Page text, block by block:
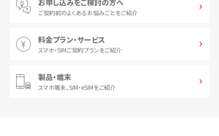
お申し込みをご検討の方へ
ご契約前のよくあるお悩みごとをご紹介
料金プラン・サービス
スマホ・SIMご契約プランをご紹介
製品・端末
スマホ端末、SIM・eSIMをご紹介